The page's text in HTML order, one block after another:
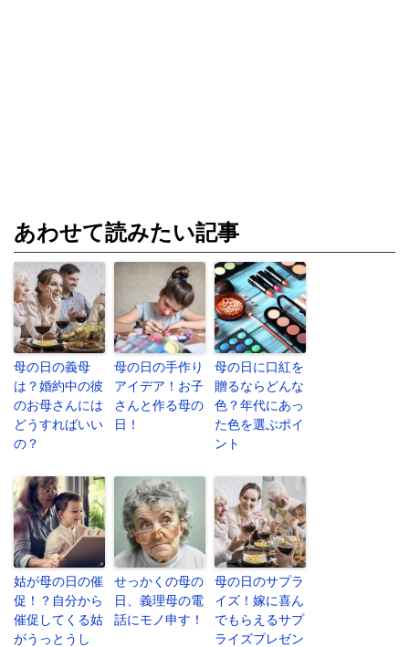
あわせて読みたい記事
母の日の義母
は？婚約中の彼
のお母さんには
どうすればいい
の？
母の日の手作り
アイデア！お子
さんと作る母の
日！
母の日に口紅を
贈るならどんな
色？年代にあっ
た色を選ぶポイ
ント
姑が母の日の催
促！？自分から
催促してくる姑
がうっとうし
せっかくの母の
日、義理母の電
話にモノ申す！
母の日のサプラ
イズ！嫁に喜ん
でもらえるサプ
ライズプレゼン